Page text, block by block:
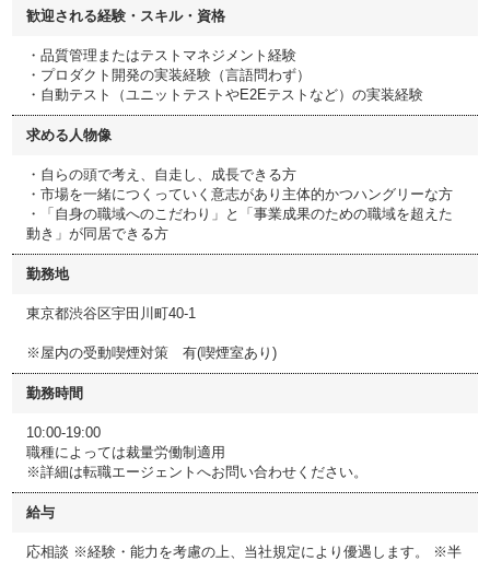
歓迎される経験・スキル・資格
・品質管理またはテストマネジメント経験
・プロダクト開発の実装経験（言語問わず）
・自動テスト（ユニットテストやE2Eテストなど）の実装経験
求める人物像
・自らの頭で考え、自走し、成長できる方
・市場を一緒につくっていく意志があり主体的かつハングリーな方
・「自身の職域へのこだわり」と「事業成果のための職域を超えた
動き」が同居できる方
勤務地
東京都渋谷区宇田川町40-1
※屋内の受動喫煙対策 有(喫煙室あり)
勤務時間
10:00-19:00
職種によっては裁量労働制適用
※詳細は転職エージェントへお問い合わせください。
給与
応相談 ※経験・能力を考慮の上、当社規定により優遇します。 ※半